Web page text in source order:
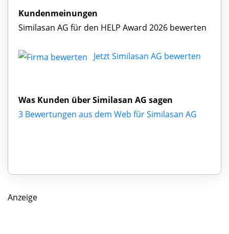
Kundenmeinungen
Similasan AG für den HELP Award 2026 bewerten
Jetzt Similasan AG bewerten
Was Kunden über Similasan AG sagen
3 Bewertungen aus dem Web für Similasan AG
Anzeige